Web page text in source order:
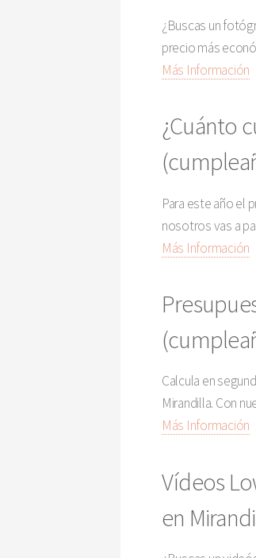
¿Buscas un
precio más
Más Información
¿Cuánto
Para este año el
nosotros vas a
Más Información
Calcula en
Mirandilla. Con
Más Información
Vídeos
en